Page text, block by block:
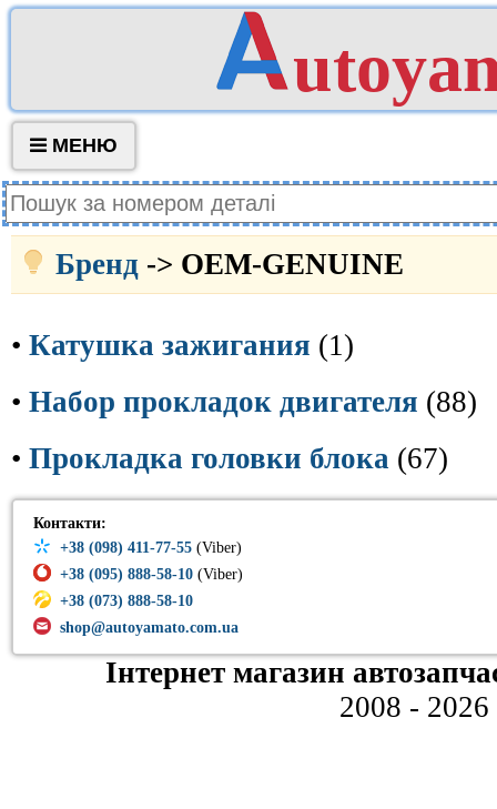
МЕНЮ
Бренд -> OEM-GENUINE
• Катушка зажигания (1)
• Набор прокладок двигателя (88)
• Прокладка головки блока (67)
Контакти:
+38 (098) 411-77-55 (Viber)
+38 (095) 888-58-10 (Viber)
+38 (073) 888-58-10
shop@autoyamato.com.ua
Інтернет магазин
2008 - 2026